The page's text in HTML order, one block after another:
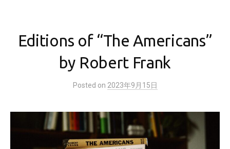
Editions of “The Americans”
by Robert Frank
Posted on 2023年9月15日